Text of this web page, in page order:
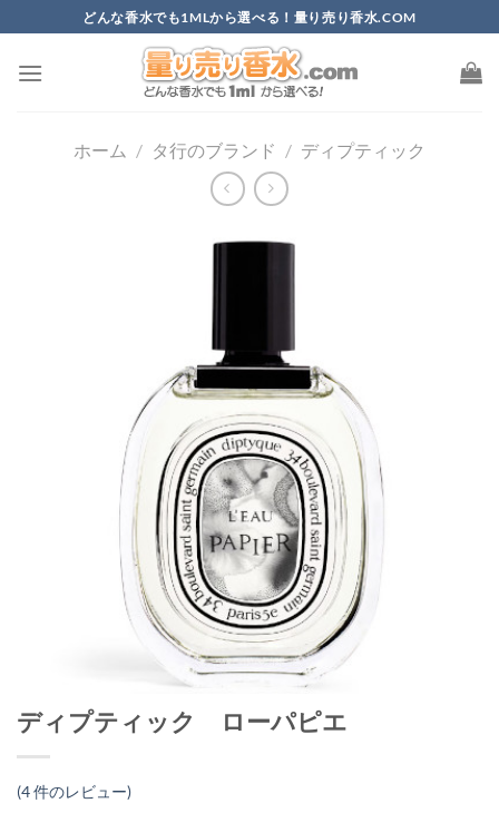
to
content
どんな香水でも1MLから選べる！量り売り香水.COM
ホーム / タ行のブランド / ディプティック
ディプティック ローパピエ
(4件のレビュー)